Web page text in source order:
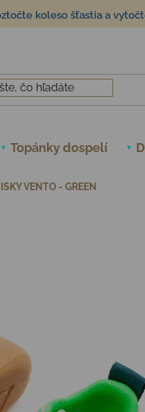
koleso šťastia a
Topánky dospelí
VENTO - GREEN